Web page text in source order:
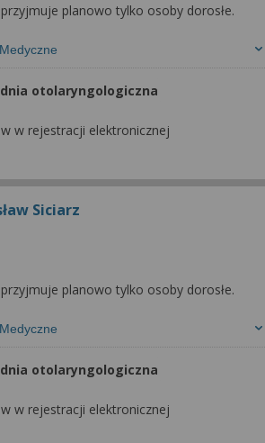
planowo tylko osoby dorosłe.
otolaryngologiczna
w rejestracji elektronicznej
Siciarz
planowo tylko osoby dorosłe.
otolaryngologiczna
w rejestracji elektronicznej